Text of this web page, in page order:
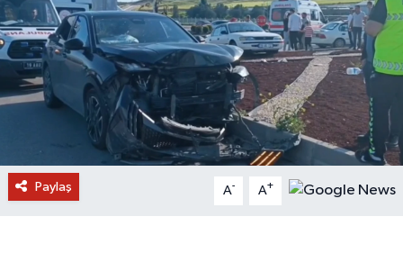
Paylaş A- A+